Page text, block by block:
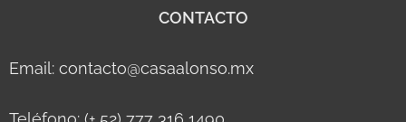
CONTACTO
Email: contacto@casaalonso.mx